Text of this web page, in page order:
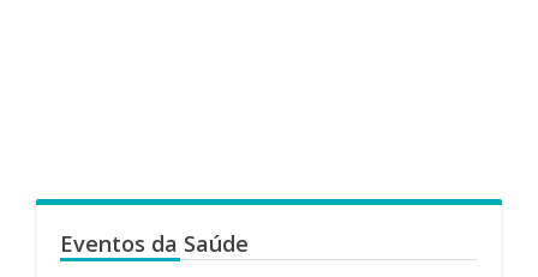
Eventos da Saúde